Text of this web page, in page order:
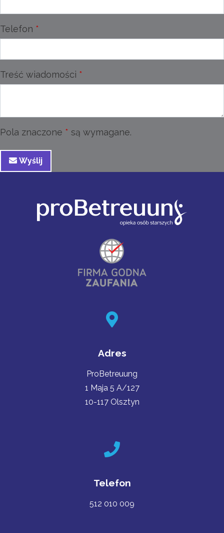
Telefon
Treść wiadomości
Pola znaczone są wymagane.
Wyślij
Adres
ProBetreuung
1 Maja 5 A/127
10-117 Olsztyn
Telefon
512 010 009